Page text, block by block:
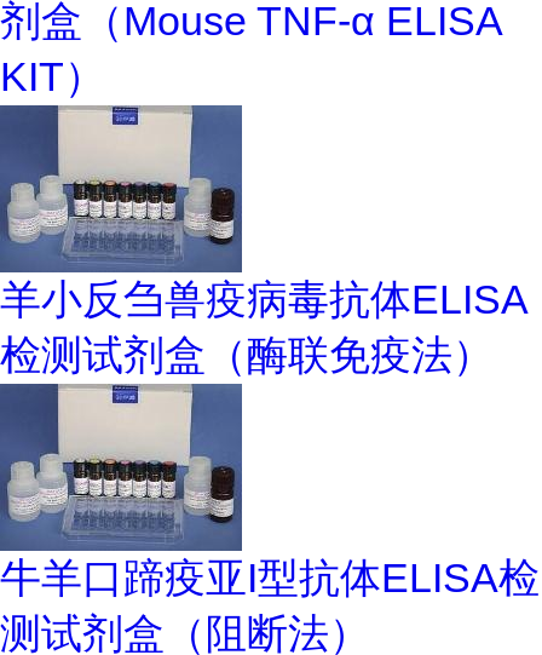
剂盒（Mouse TNF-α ELISA
KIT）
羊小反刍兽疫病毒抗体ELISA
检测试剂盒（酶联免疫法）
牛羊口蹄疫亚I型抗体ELISA检
测试剂盒（阻断法）